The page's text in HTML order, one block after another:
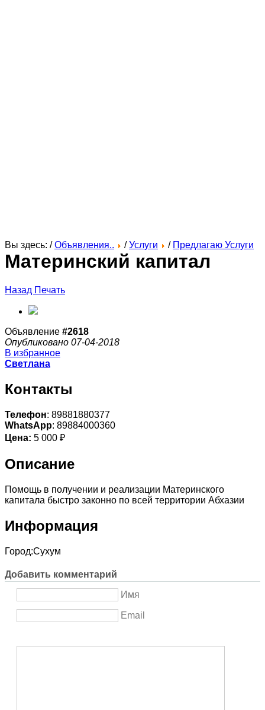
Вы здесь: /Объявления.. /Услуги / Предлагаю Услуги
Материнский капитал
Назад Печать
Объявление #2618
Опубликовано 07-04-2018
В избранное
Светлана
Контакты
Телефон: 89881880377
WhatsApp: 89884000360
Цена: 5 000 ₽
Описание
Помощь в получении и реализации Материнского
капитала быстро законно по всей территории Абхазии
Информация
Город:Сухум
Добавить комментарий
Имя
Email